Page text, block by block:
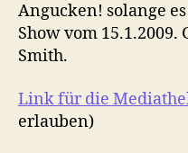
Angucken! solange
Show vom
Smith.
Link für die
erlauben)